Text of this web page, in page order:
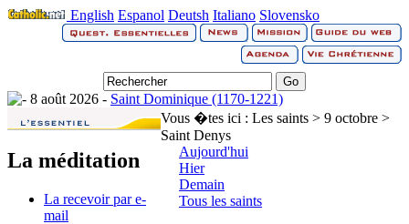
English Espanol Deutsh Italiano Slovensko
8 août 2026 - Saint Dominique (1170-1221)
La méditation
La recevoir par e-
mail
Vous �tes ici : Les saints > 9 octobre >
Saint Denys
Aujourd'hui
Hier
Demain
Tous les saints